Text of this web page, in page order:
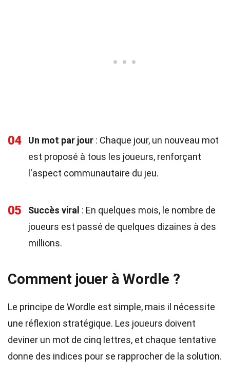
04 Un mot par jour : Chaque jour, un nouveau mot
est proposé à tous les joueurs, renforçant
l'aspect communautaire du jeu.
05 Succès viral : En quelques mois, le nombre de
joueurs est passé de quelques dizaines à des
millions.
Comment jouer à Wordle ?
Le principe de Wordle est simple, mais il nécessite
une réflexion stratégique. Les joueurs doivent
deviner un mot de cinq lettres, et chaque tentative
donne des indices pour se rapprocher de la solution.